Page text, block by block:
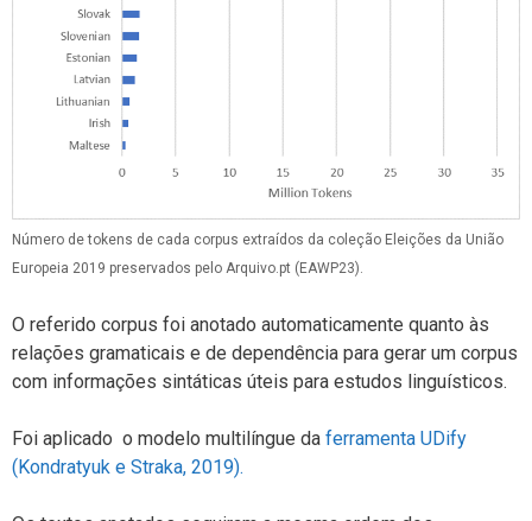
Número de tokens de cada corpus extraídos da coleção Eleições da União
Europeia 2019 preservados pelo Arquivo.pt (EAWP23).
O referido corpus foi anotado automaticamente quanto às
relações gramaticais e de dependência para gerar um corpus
com informações sintáticas úteis para estudos linguísticos.
Foi aplicado o modelo multilíngue da ferramenta UDify
(Kondratyuk e Straka, 2019).